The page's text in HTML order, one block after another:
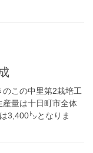
この中里第2栽培工
量は十日町市全体
3,400㌧となりま